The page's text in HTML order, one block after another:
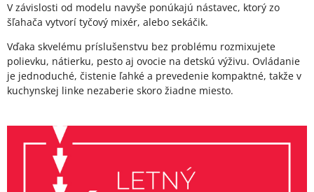
V závislosti od modelu navyše ponúkajú nástavec, ktorý zo
šľahača vytvorí tyčový mixér, alebo sekáčik.
Vďaka skvelému príslušenstvu bez problému rozmixujete
polievku, nátierku, pesto aj ovocie na detskú výživu. Ovládanie
je jednoduché, čistenie ľahké a prevedenie kompaktné, takže v
kuchynskej linke nezaberie skoro žiadne miesto.